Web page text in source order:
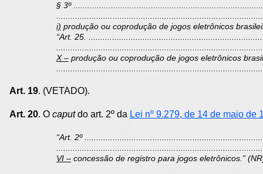
§ 3º
i) produção ou coprodução de jogos eletrônicos
“Art. 25.
X – produção ou coprodução de jogos eletrônicos
Art. 19. (VETADO).
Art. 20. O caputdo art. 2º da Lei nº 9.279, de 14 de maio de
“Art. 2º
VI – concessão de registro para jogos eletrônicos.”